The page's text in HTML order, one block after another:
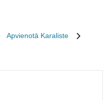
Apvienotā Karaliste